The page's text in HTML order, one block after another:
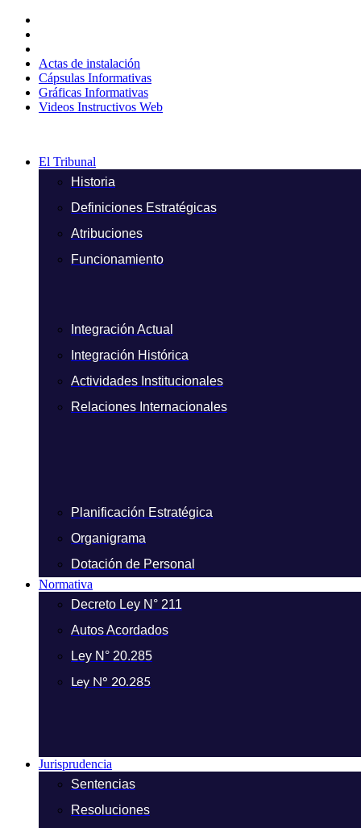
contenido
Actas de instalación
Cápsulas Informativas
Gráficas Informativas
Videos Instructivos Web
El Tribunal
Historia
Definiciones Estratégicas
Atribuciones
Funcionamiento
Integración Actual
Integración Histórica
Actividades Institucionales
Relaciones Internacionales
Planificación Estratégica
Organigrama
Dotación de Personal
Normativa
Decreto Ley N° 211
Autos Acordados
Ley N° 20.285
Ley N° 20.285
Jurisprudencia
Sentencias
Resoluciones